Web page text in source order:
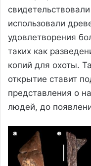
использовали
удовлетворения
таких как
копий для охоты.
открытие ставит
представления о
людей, до